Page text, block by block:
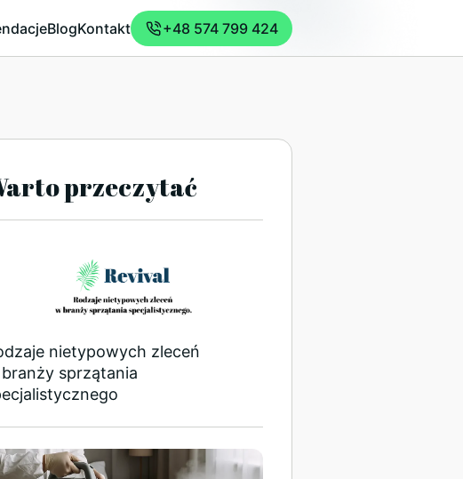
BlogKontakt +48 574 799 424
przeczytać
nietypowych zleceń
sprzątania